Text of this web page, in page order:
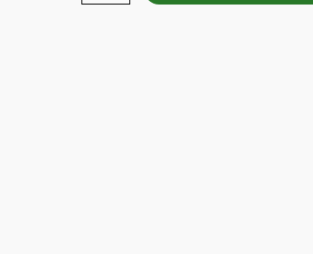
plumbaginoides